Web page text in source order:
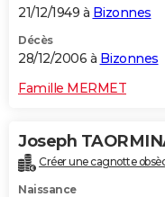
21/12/1949 à Bizonnes
Décès
28/12/2006 à Bizonnes
Famille MERMET
Joseph
Créer une cagnotte
Naissance